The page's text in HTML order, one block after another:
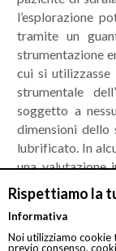
Rispettiamo la
Informativa
Noi utilizziamo cookie
previo consenso,
l’esplorazione
tramite un
strumentazione
cui si utilizzasse
strumentale
soggetto a
dimensioni dello
lubrificato. In
una valutazione
ricorso ad una
robotica.
L’imponente